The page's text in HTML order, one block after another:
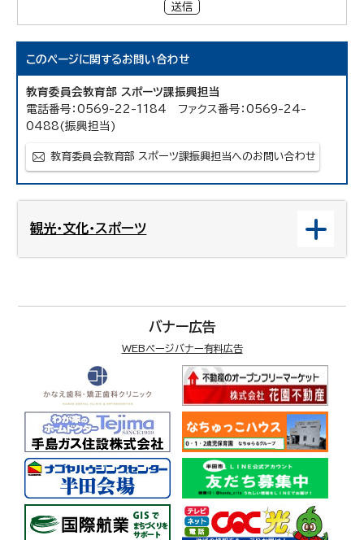
送信
このページに関するお問い合わせ
教育委員会教育部 スポーツ課振興担当
電話番号：0569-22-1184 ファクス番号：0569-24-
0488(振興担当)
教育委員会教育部 スポーツ課振興担当へのお問い合わせ
観光・文化・スポーツ
バナー広告
WEBページバナー有料広告